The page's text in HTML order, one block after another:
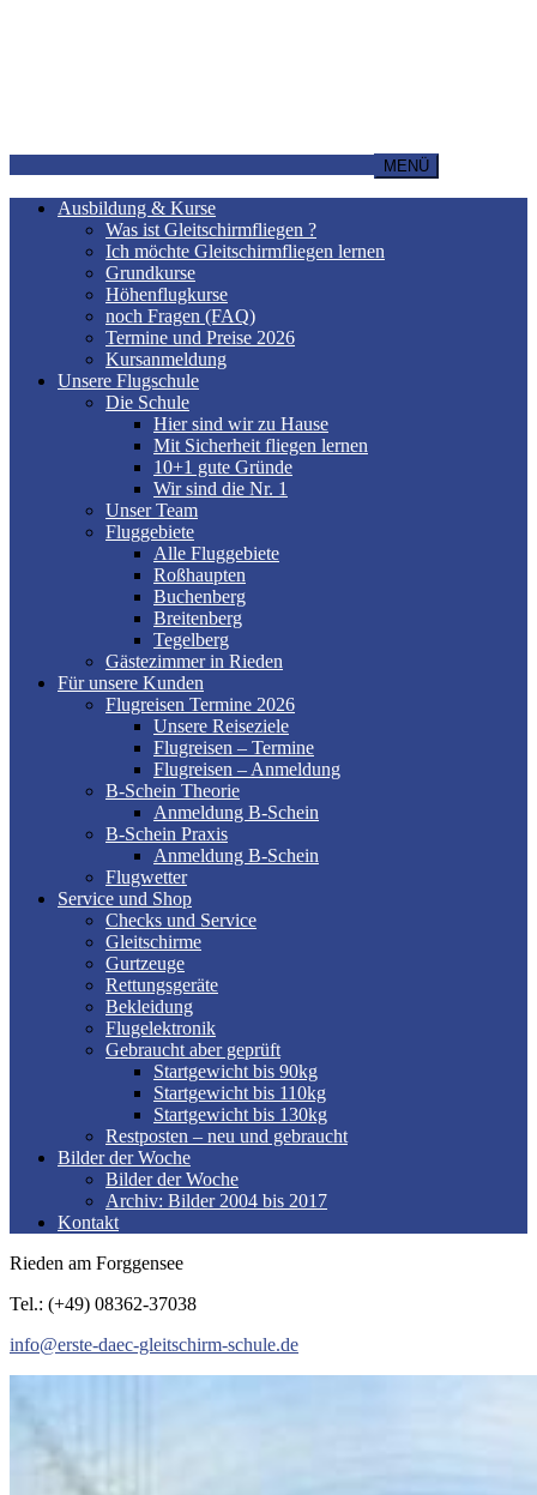
MENÜ
Ausbildung & Kurse
Was ist Gleitschirmfliegen ?
Ich möchte Gleitschirmfliegen lernen
Grundkurse
Höhenflugkurse
noch Fragen (FAQ)
Termine und Preise 2026
Kursanmeldung
Unsere Flugschule
Die Schule
Hier sind wir zu Hause
Mit Sicherheit fliegen lernen
10+1 gute Gründe
Wir sind die Nr. 1
Unser Team
Fluggebiete
Alle Fluggebiete
Roßhaupten
Buchenberg
Breitenberg
Tegelberg
Gästezimmer in Rieden
Für unsere Kunden
Flugreisen Termine 2026
Unsere Reiseziele
Flugreisen – Termine
Flugreisen – Anmeldung
B-Schein Theorie
Anmeldung B-Schein
B-Schein Praxis
Anmeldung B-Schein
Flugwetter
Service und Shop
Checks und Service
Gleitschirme
Gurtzeuge
Rettungsgeräte
Bekleidung
Flugelektronik
Gebraucht aber geprüft
Startgewicht bis 90kg
Startgewicht bis 110kg
Startgewicht bis 130kg
Restposten – neu und gebraucht
Bilder der Woche
Bilder der Woche
Archiv: Bilder 2004 bis 2017
Kontakt
Rieden am Forggensee
Tel.: (+49) 08362-37038
info@erste-daec-gleitschirm-schule.de